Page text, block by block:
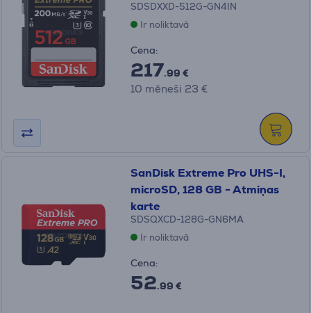
SDSDXXD-512G-GN4IN
Ir noliktavā
Cena:
217.99 €
10 mēneši 23 €
SanDisk Extreme Pro UHS-I,
microSD, 128 GB - Atmiņas
karte
SDSQXCD-128G-GN6MA
Ir noliktavā
Cena:
52.99 €